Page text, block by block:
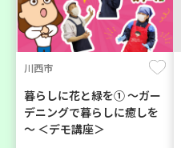
川西市
暮らしに花と緑を① ～ガー
デニングで暮らしに癒しを
～ ＜デモ講座＞